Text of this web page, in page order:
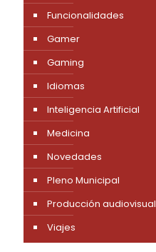
Funcionalidades
Gamer
Gaming
Idiomas
Inteligencia Artificial
Medicina
Novedades
Pleno Municipal
Producción audiovisual
Viajes